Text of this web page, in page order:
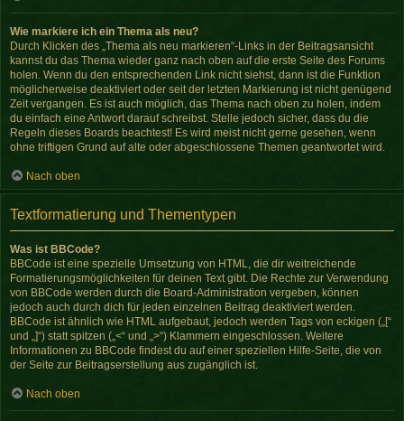
Wie markiere ich ein Thema als neu?
Durch Klicken des „Thema als neu markieren“-Links in der Beitragsansicht
kannst du das Thema wieder ganz nach oben auf die erste Seite des Forums
holen. Wenn du den entsprechenden Link nicht siehst, dann ist die Funktion
möglicherweise deaktiviert oder seit der letzten Markierung ist nicht genügend
Zeit vergangen. Es ist auch möglich, das Thema nach oben zu holen, indem
du einfach eine Antwort darauf schreibst. Stelle jedoch sicher, dass du die
Regeln dieses Boards beachtest! Es wird meist nicht gerne gesehen, wenn
ohne triftigen Grund auf alte oder abgeschlossene Themen geantwortet wird.
Nach oben
Textformatierung und Thementypen
Was ist BBCode?
BBCode ist eine spezielle Umsetzung von HTML, die dir weitreichende
Formatierungsmöglichkeiten für deinen Text gibt. Die Rechte zur Verwendung
von BBCode werden durch die Board-Administration vergeben, können
jedoch auch durch dich für jeden einzelnen Beitrag deaktiviert werden.
BBCode ist ähnlich wie HTML aufgebaut, jedoch werden Tags von eckigen („[“
und „]“) statt spitzen („<“ und „>“) Klammern eingeschlossen. Weitere
Informationen zu BBCode findest du auf einer speziellen Hilfe-Seite, die von
der Seite zur Beitragserstellung aus zugänglich ist.
Nach oben